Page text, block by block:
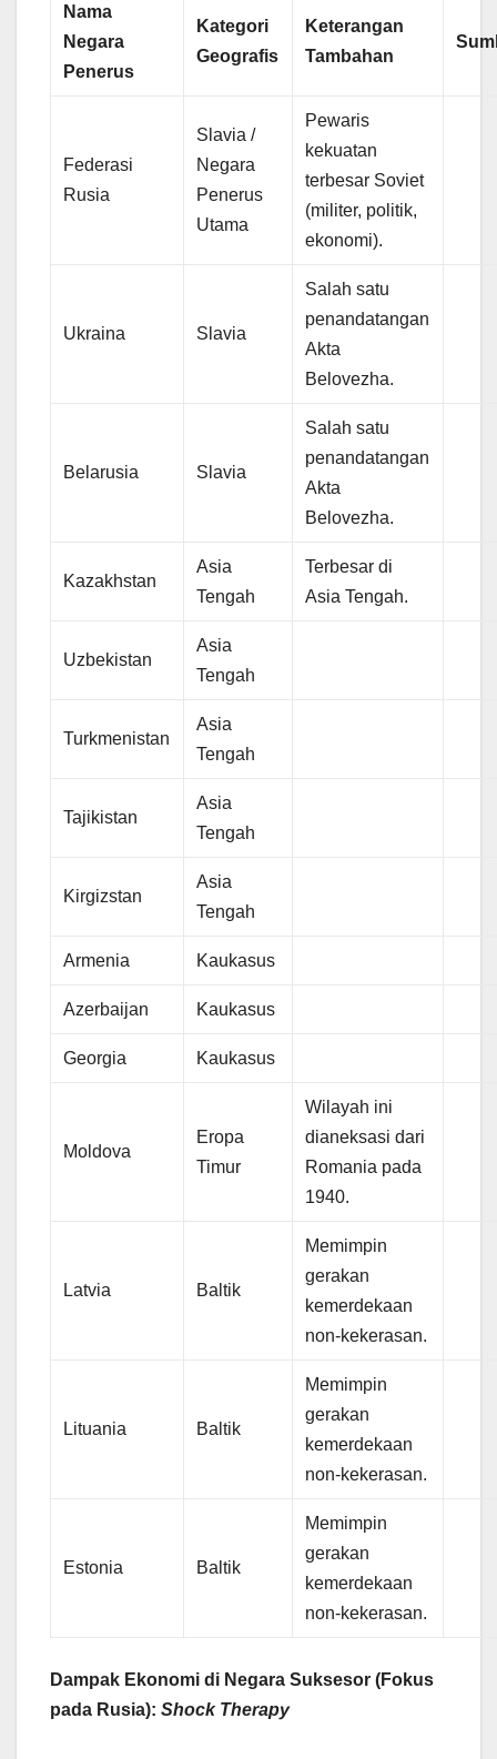
Nama
Negara
Penerus
Kategori
Geografis
Keterangan
Tambahan
Federasi
Rusia
Slavia /
Negara
Penerus
Utama
Pewaris
kekuatan
terbesar Soviet
(militer, politik,
ekonomi).
Ukraina Slavia
Salah satu
penandatangan
Akta
Belovezha.
Belarusia Slavia
Salah satu
penandatangan
Akta
Belovezha.
Kazakhstan
Asia
Tengah
Terbesar di
Asia Tengah.
Uzbekistan
Asia
Tengah
Turkmenistan
Asia
Tengah
Tajikistan
Asia
Tengah
Kirgizstan
Asia
Tengah
Armenia Kaukasus
Azerbaijan Kaukasus
Georgia Kaukasus
Moldova
Eropa
Timur
Wilayah ini
dianeksasi dari
Romania pada
1940.
Latvia Baltik
Memimpin
gerakan
kemerdekaan
non-kekerasan.
Lituania Baltik
Memimpin
gerakan
kemerdekaan
non-kekerasan.
Estonia Baltik
Memimpin
gerakan
kemerdekaan
non-kekerasan.
Dampak Ekonomi di Negara Suksesor (Fokus
pada Rusia): Shock Therapy